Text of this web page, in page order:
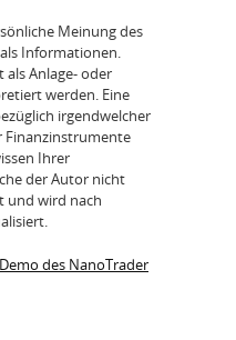
Meinung des
Informationen.
als Anlage- oder
werden. Eine
irgendwelcher
Finanzinstrumente
Ihrer
der Autor nicht
und wird nach
des NanoTrader